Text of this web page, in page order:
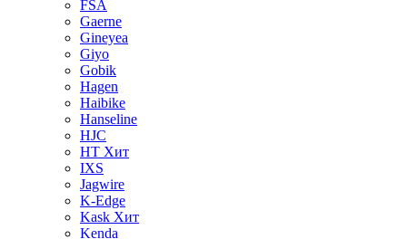
FSA
Gaerne
Gineyea
Giyo
Gobik
Hagen
Haibike
Hanseline
HJC
HT Хит
IXS
Jagwire
K-Edge
Kask Хит
Kenda